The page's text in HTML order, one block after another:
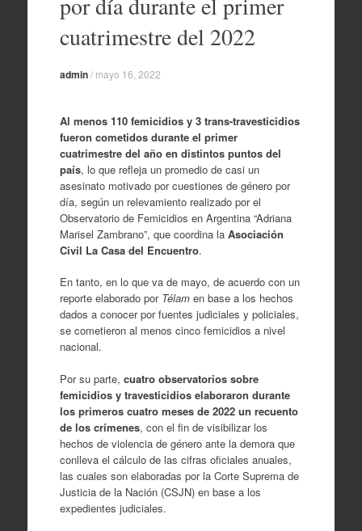
cuatrimestre del 2022
admin/ mayo 16, 2022
Al menos 110 femicidios y 3 trans-travesticidios
fueron cometidos durante el primer
cuatrimestre del año en distintos puntos del
país, lo que refleja un promedio de casi un
asesinato motivado por cuestiones de género por
día, según un relevamiento realizado por el
Observatorio de Femicidios en Argentina “Adriana
Marisel Zambrano”, que coordina la Asociación
Civil La Casa del Encuentro.
En tanto, en lo que va de mayo, de acuerdo con un
reporte elaborado por Télamen base a los hechos
dados a conocer por fuentes judiciales y policiales,
se cometieron al menos cinco femicidios a nivel
nacional.
Por su parte, cuatro observatorios sobre
femicidios y travesticidios elaboraron durante
los primeros cuatro meses de 2022 un recuento
de los crímenes, con el fin de visibilizar los
hechos de violencia de género ante la demora que
conlleva el cálculo de las cifras oficiales anuales,
las cuales son elaboradas por la Corte Suprema de
Justicia de la Nación (CSJN) en base a los
expedientes judiciales.